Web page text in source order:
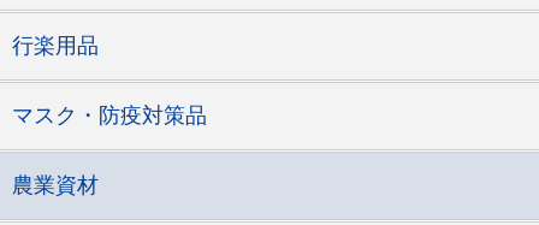
行楽用品
マスク・防疫対策品
農業資材